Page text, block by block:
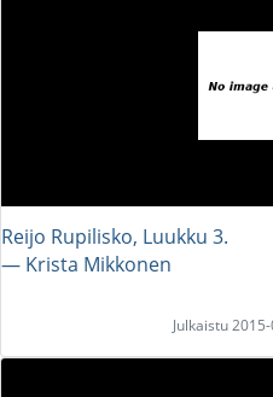
Reijo Rupilisko, Luukku 3.
― Krista Mikkonen
Julkaistu